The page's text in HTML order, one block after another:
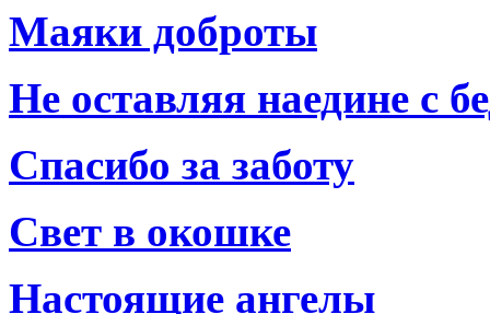
Маяки доброты
Не оставляя наедине с
Спасибо за заботу
Свет в окошке
Настоящие ангелы